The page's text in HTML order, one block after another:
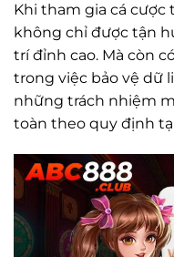
Khi tham gia cá cược
không chỉ được tận
trí đỉnh cao. Mà còn
trong việc bảo vệ dữ
những trách nhiệm
toàn theo quy định